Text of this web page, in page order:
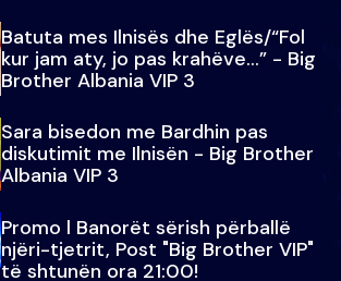
Batuta mes Ilnisës dhe Eglës/“Fol
kur jam aty, jo pas krahëve…” - Big
Brother Albania VIP 3
Sara bisedon me Bardhin pas
diskutimit me Ilnisën - Big Brother
Albania VIP 3
Promo l Banorët sërish përballë
njëri-tjetrit, Post "Big Brother VIP"
të shtunën ora 21:00!